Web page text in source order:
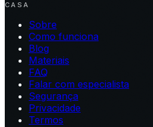
CASA
Sobre
Como funciona
Blog
Materiais
FAQ
Falar com especialista
Segurança
Privacidade
Termos